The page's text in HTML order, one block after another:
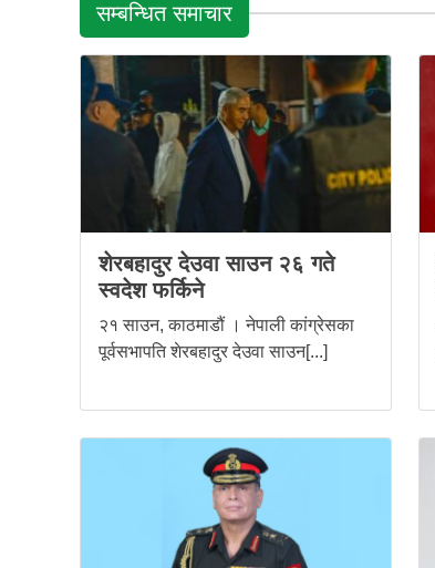
सम्बन्धित समाचार
शेरबहादुर देउवा साउन २६ गते
स्वदेश फर्किने
२१ साउन, काठमाडौं । नेपाली कांग्रेसका
पूर्वसभापति शेरबहादुर देउवा साउन[...]